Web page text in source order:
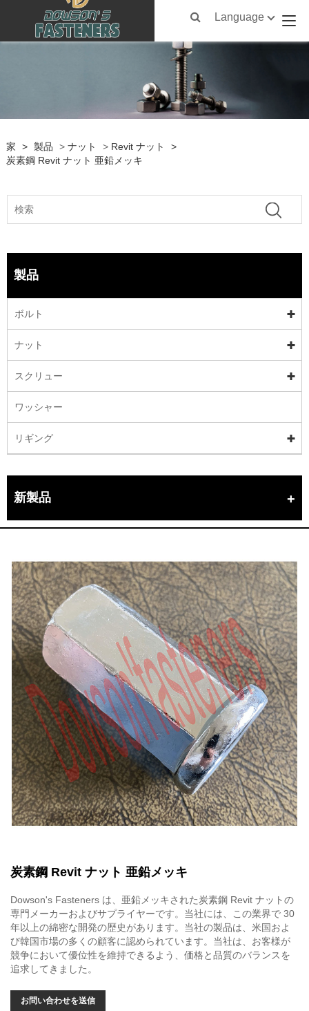
Language
家 > 製品 > ナット > Revit ナット
>
炭素鋼 Revit ナット 亜鉛メッキ
製品
ボルト
ナット
スクリュー
ワッシャー
リギング
新製品
炭素鋼 Revit ナット 亜鉛メッキ
Dowson's Fasteners は、亜鉛メッキされた炭素鋼 Revit ナットの
専門メーカーおよびサプライヤーです。当社には、この業界で 30
年以上の綿密な開発の歴史があります。当社の製品は、米国およ
び韓国市場の多くの顧客に認められています。当社は、お客様が
競争において優位性を維持できるよう、価格と品質のバランスを
追求してきました。
お問い合わせを送信